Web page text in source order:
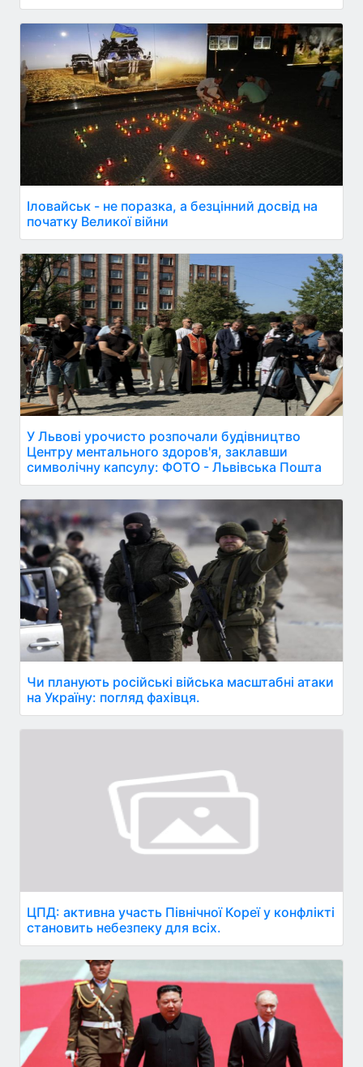
Іловайськ - не поразка, а безцінний досвід на
початку Великої війни
У Львові урочисто розпочали будівництво
Центру ментального здоров'я, заклавши
символічну капсулу: ФОТО - Львівська Пошта
Чи планують російські війська масштабні атаки
на Україну: погляд фахівця.
ЦПД: активна участь Північної Кореї у конфлікті
становить небезпеку для всіх.